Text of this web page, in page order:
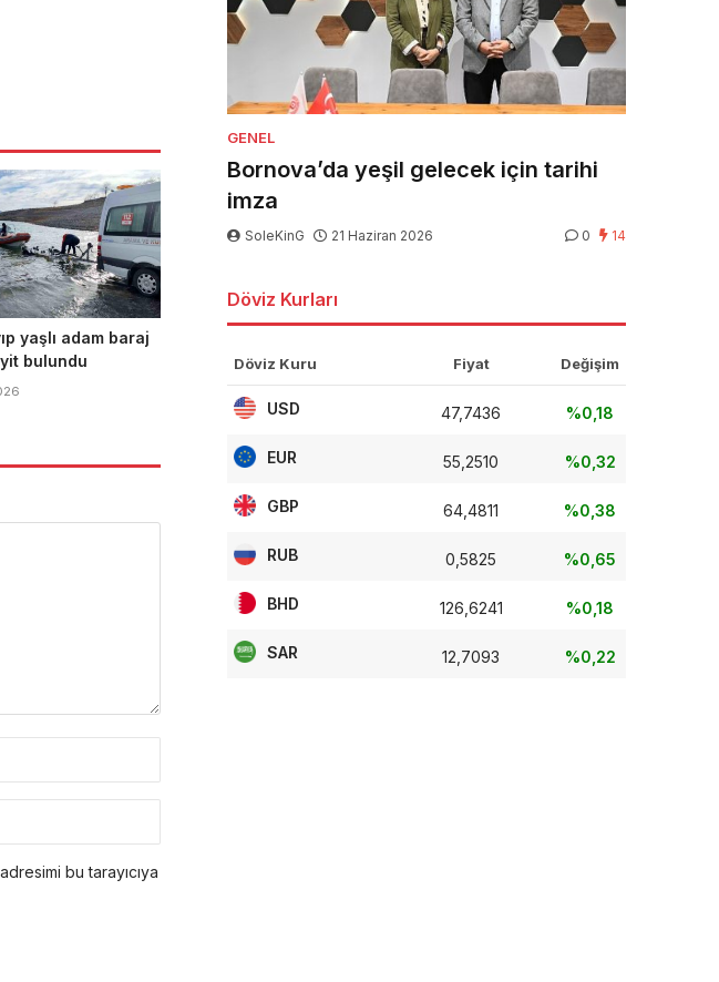
yaşlı adam baraj
bulundu
bu tarayıcıya
GENEL
Bornova’da yeşil gelecek için tarihi
imza
SoleKinG 21 Haziran 2026 0 14
Döviz Kurları
Döviz Kuru Fiyat Değişim
USD 47,7436 %0,18
EUR 55,2510 %0,32
GBP 64,4811 %0,38
RUB 0,5825 %0,65
BHD 126,6241 %0,18
SAR 12,7093 %0,22